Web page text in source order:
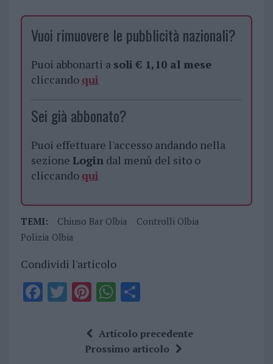
Vuoi rimuovere le pubblicità nazionali?
Puoi abbonarti a soli € 1,10 al mese
cliccando qui
Sei già abbonato?
Puoi effettuare l'accesso andando nella
sezione Logindal menù del sito o
cliccando qui
TEMI: Chiuso Bar Olbia
Controlli Olbia
Polizia Olbia
Condividi l'articolo
F T Pi
te
re
W
at
s
S
a
re
Articolo precedente
Prossimo articolo